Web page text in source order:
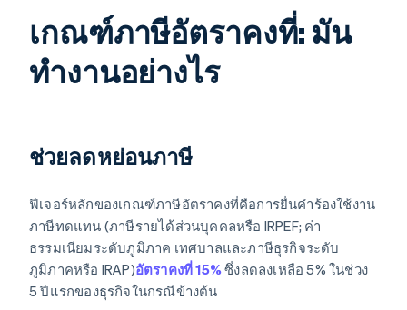
เกณฑ์ภาษีอัตราคงที่: มัน
ทํางานอย่างไร
ช่วยลดหย่อนภาษี
ฟีเจอร์หลักของเกณฑ์ภาษีอัตราคงที่คือการยื่นคำร้องใช้งาน
ภาษีทดแทน (ภาษีรายได้ส่วนบุคคลหรือ IRPEF; ค่า
ธรรมเนียมระดับภูมิภาค เทศบาลและภาษีธุรกิจระดับ
ภูมิภาคหรือ IRAP)อัตราคงที่ 15%ซึ่งลดลงเหลือ 5% ในช่วง
5 ปีแรกของธุรกิจในกรณีข้างต้น